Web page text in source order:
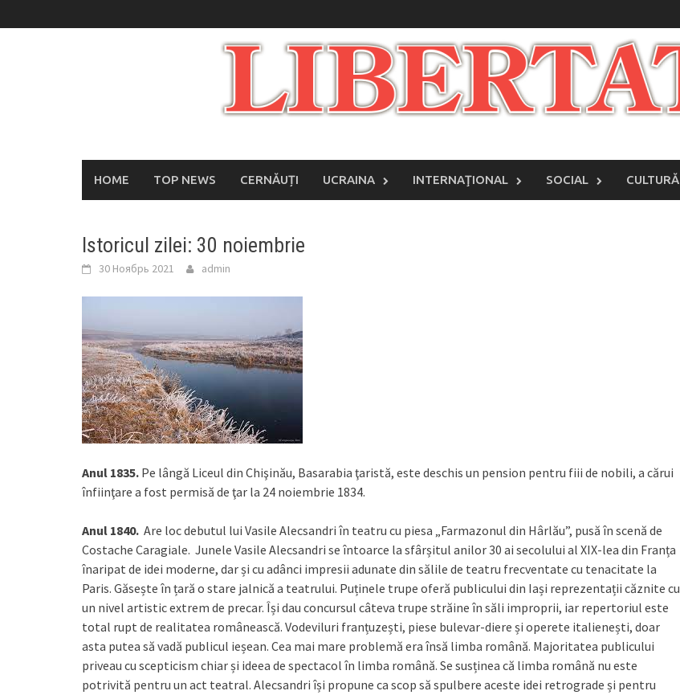
to
HOME TOP NEWS CERNĂUȚI UCRAINA INTERNAŢIONAL SOCIAL CULTURĂ
Istoricul zilei: 30 noiembrie
30 Ноябрь 2021 admin
Anul 1835. Pe lângă Liceul din Chişinău, Basarabia ţaristă, este deschis un pension pentru fiii de nobili, a cărui
înfiinţare a fost permisă de ţar la 24 noiembrie 1834.
Anul 1840. Are loc debutul lui Vasile Alecsandri în teatru cu piesa „Farmazonul din Hârlău”, pusă în scenă de
Costache Caragiale. Junele Vasile Alecsandri se întoarce la sfârșitul anilor 30 ai secolului al XIX-lea din Franța
înaripat de idei moderne, dar și cu adânci impresii adunate din sălile de teatru frecventate cu tenacitate la
Paris. Găsește în țară o stare jalnică a teatrului. Puținele trupe oferă publicului din Iași reprezentații căznite cu
un nivel artistic extrem de precar. Își dau concursul câteva trupe străine în săli improprii, iar repertoriul este
total rupt de realitatea românească. Vodeviluri franțuzești, piese bulevar-diere și operete italienești, doar
asta putea să vadă publicul ieșean. Cea mai mare problemă era însă limba română. Majoritatea publicului
priveau cu scepticism chiar și ideea de spectacol în limba română. Se susținea că limba română nu este
potrivită pentru un act teatral. Alecsandri își propune ca scop să spulbere aceste idei retrograde și pentru